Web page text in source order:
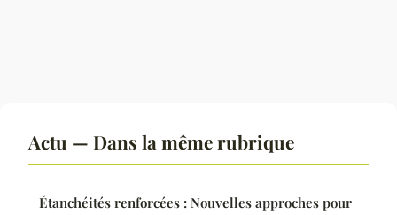
Actu — Dans la même rubrique
Étanchéités renforcées : Nouvelles approches pour